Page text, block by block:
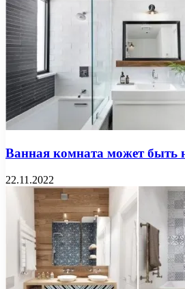
Ванная комната может быть
22.11.2022